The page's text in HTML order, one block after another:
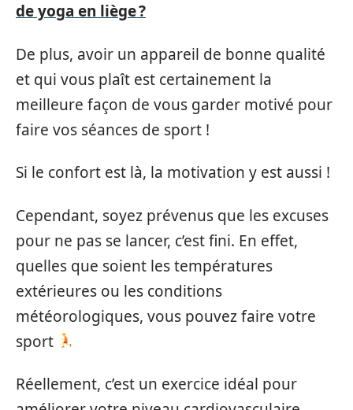
de yoga en liège ?
De plus, avoir un appareil de bonne qualité
et qui vous plaît est certainement la
meilleure façon de vous garder motivé pour
faire vos séances de sport !
Si le confort est là, la motivation y est aussi !
Cependant, soyez prévenus que les excuses
pour ne pas se lancer, c’est fini. En effet,
quelles que soient les températures
extérieures ou les conditions
météorologiques, vous pouvez faire votre
sport
Réellement, c’est un exercice idéal pour